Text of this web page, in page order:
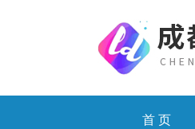
首 页